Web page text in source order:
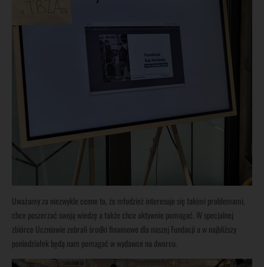
Uważamy za niezwykle cenne to, że młodzież interesuje się takimi problemami,
chce poszerzać swoją wiedzę a także chce aktywnie pomagać. W specjalnej
zbiórce Uczniowie zebrali środki finansowe dla naszej Fundacji a w najbliższy
poniedziałek będą nam pomagać w wydawce na dworcu.